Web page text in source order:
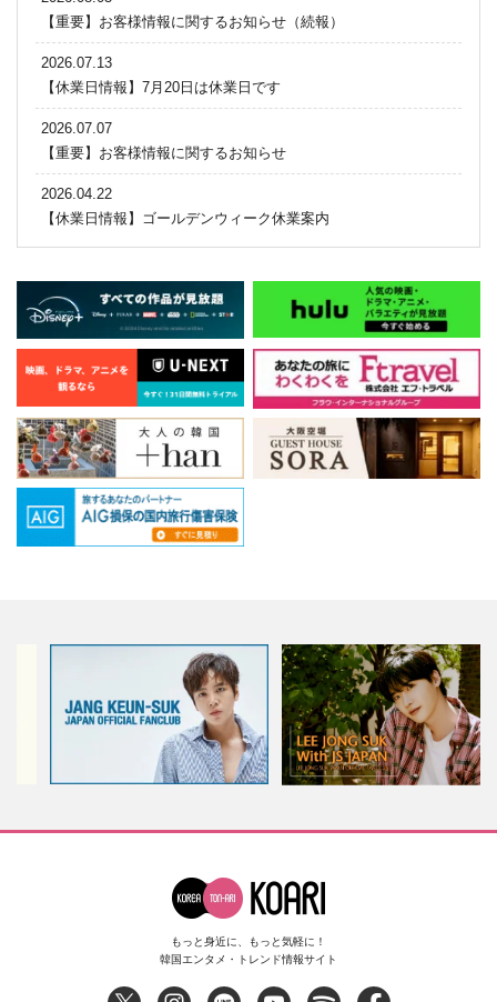
【重要】お客様情報に関するお知らせ（続報）
2026.07.13
【休業日情報】7月20日は休業日です
2026.07.07
【重要】お客様情報に関するお知らせ
2026.04.22
【休業日情報】ゴールデンウィーク休業案内
もっと身近に、もっと気軽に！
韓国エンタメ・トレンド情報サイト